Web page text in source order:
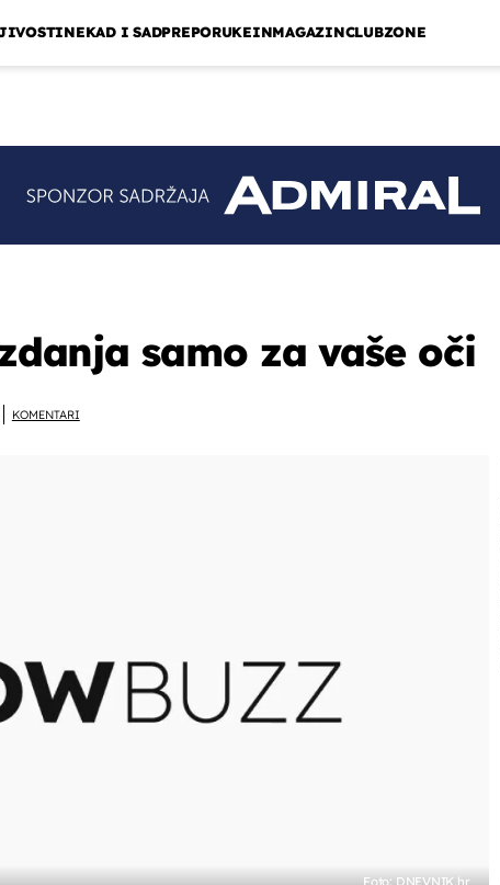
NEKAD I SADPREPORUKEINMAGAZINCLUBZONE
samo za vaše oči
KOMENTARI